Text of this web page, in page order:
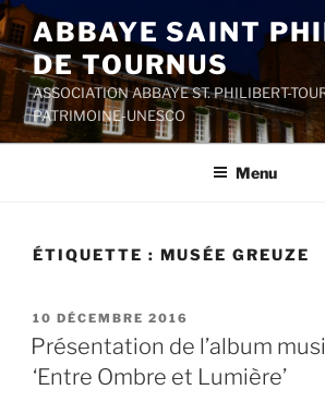
Aller
au
contenu
principal
ABBAYE SAINT
DE TOURNUS
ASSOCIATION ABBAYE ST. PHILIBERT-
PATRIMOINE-UNESCO
Menu
ÉTIQUETTE : MUSÉE GREUZE
PUBLIÉ
LE
10 DÉCEMBRE 2016
Présentation de l’album
‘Entre Ombre et Lumière’